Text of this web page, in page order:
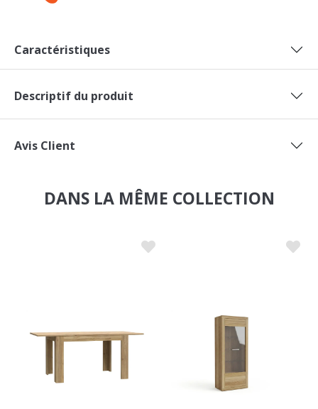
Caractéristiques
Descriptif du produit
Avis Client
DANS LA MÊME COLLECTION